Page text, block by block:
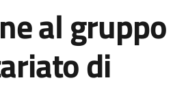
al gruppo
di